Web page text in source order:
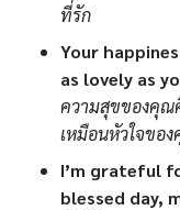
ที่รัก
Your
as lovely as
ความสุขของคุณ
เหมือนหัวใจขอ
I’m grateful
blessed day,